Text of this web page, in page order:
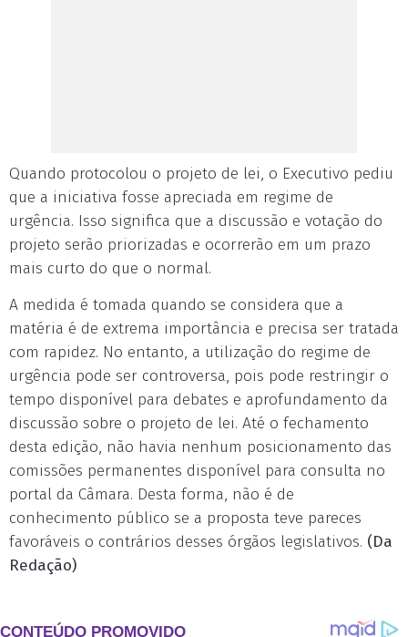
Quando protocolou o projeto de lei, o Executivo pediu
que a iniciativa fosse apreciada em regime de
urgência. Isso significa que a discussão e votação do
projeto serão priorizadas e ocorrerão em um prazo
mais curto do que o normal.
A medida é tomada quando se considera que a
matéria é de extrema importância e precisa ser tratada
com rapidez. No entanto, a utilização do regime de
urgência pode ser controversa, pois pode restringir o
tempo disponível para debates e aprofundamento da
discussão sobre o projeto de lei. Até o fechamento
desta edição, não havia nenhum posicionamento das
comissões permanentes disponível para consulta no
portal da Câmara. Desta forma, não é de
conhecimento público se a proposta teve pareces
favoráveis o contrários desses órgãos legislativos. (Da
Redação)